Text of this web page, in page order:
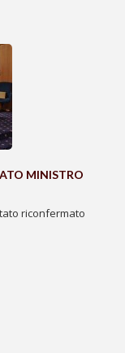
MINISTRO
riconfermato